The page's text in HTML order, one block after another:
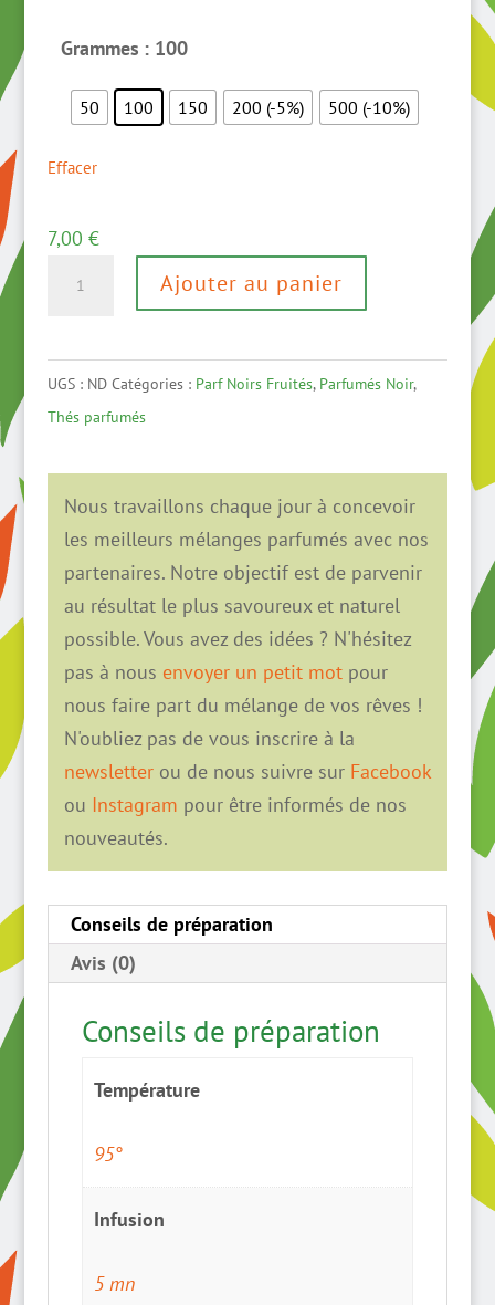
Grammes : 100
50 100 150 200 (-5%) 500 (-10%)
Effacer
7,00 €
Ajouter au panier
UGS : ND Catégories : Parf Noirs Fruités, Parfumés Noir,
Thés parfumés
Nous travaillons chaque jour à concevoir
les meilleurs mélanges parfumés avec nos
partenaires. Notre objectif est de parvenir
au résultat le plus savoureux et naturel
possible. Vous avez des idées ? N'hésitez
pas à nous envoyer un petit motpour
nous faire part du mélange de vos rêves !
N'oubliez pas de vous inscrire à la
newsletterou de nous suivre sur Facebook
ou Instagram pour être informés de nos
nouveautés.
Conseils de préparation
Avis (0)
Conseils de préparation
Température
95°
Infusion
5 mn